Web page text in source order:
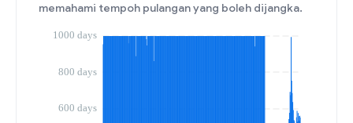
memahami tempoh pulangan yang boleh dijangka.